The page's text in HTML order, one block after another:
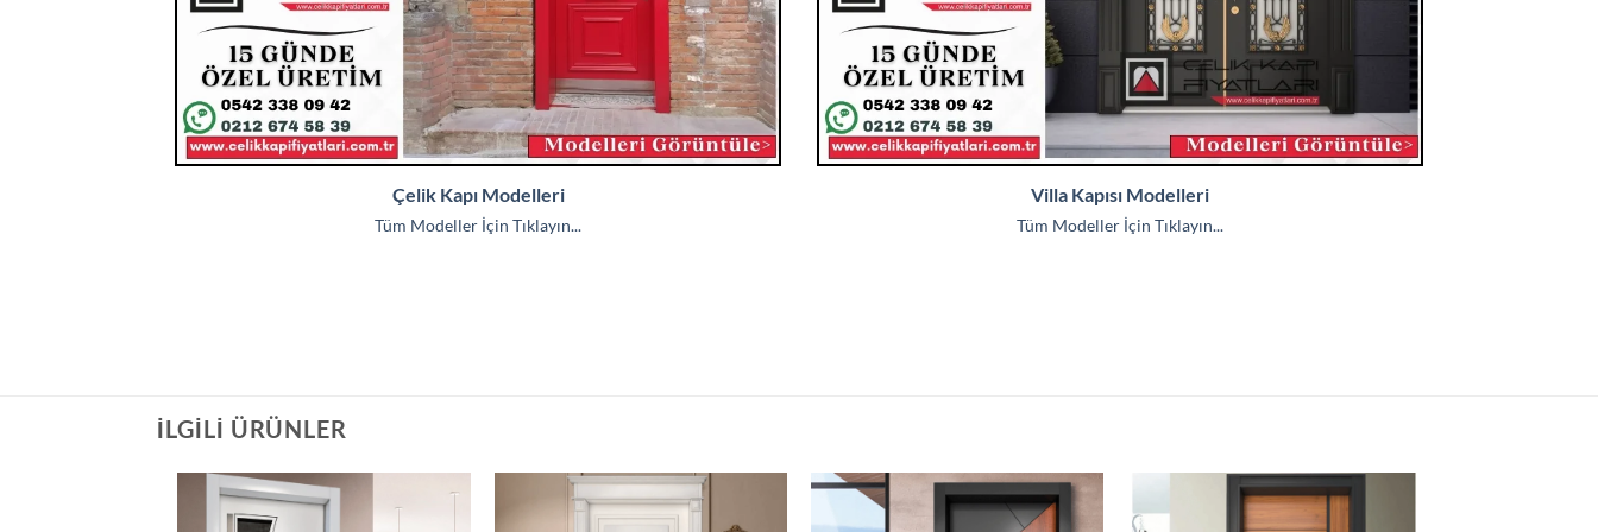
Çelik Kapı Modelleri
Tüm Modeller İçin Tıklayın...
Villa Kapısı Modelleri
Tüm Modeller İçin Tıklayın...
İLGILI ÜRÜNLER